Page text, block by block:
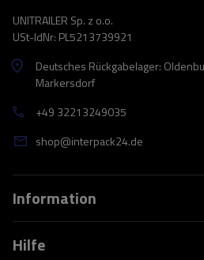
UNITRAILER Sp. z o.o.
USt-IdNr: PL5213739921
Deutsches Rückgabelager:
Markersdorf
+49 32213249035
shop@interpack24.de
Information
Hilfe